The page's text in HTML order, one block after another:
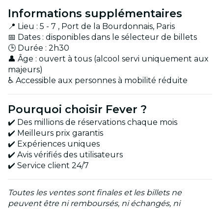
Informations supplémentaires
📍 Lieu : 5 - 7 , Port de la Bourdonnais, Paris
📅 Dates : disponibles dans le sélecteur de billets
🕒 Durée : 2h30
👤 Âge : ouvert à tous (alcool servi uniquement aux
majeurs)
♿ Accessible aux personnes à mobilité réduite
Pourquoi choisir Fever ?
✔️ Des millions de réservations chaque mois
✔️ Meilleurs prix garantis
✔️ Expériences uniques
✔️ Avis vérifiés des utilisateurs
✔️ Service client 24/7
Toutes les ventes sont finales et les billets ne
peuvent être ni remboursés, ni échangés, ni